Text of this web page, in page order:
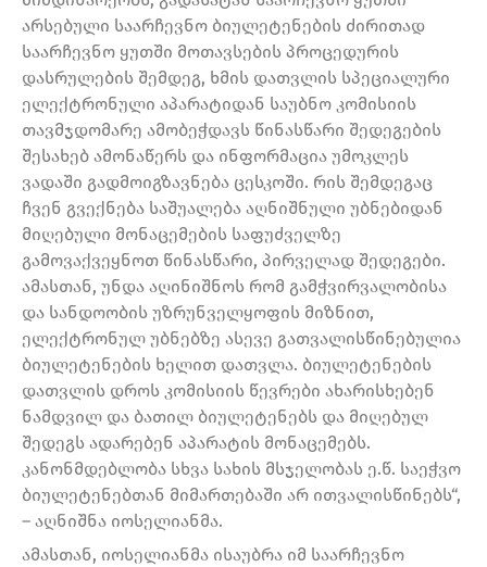
არსებული საარჩევნო ბიულეტენების ძირითად
საარჩევნო ყუთში მოთავსების პროცედურის
დასრულების შემდეგ, ხმის დათვლის სპეციალური
ელექტრონული აპარატიდან საუბნო კომისიის
თავმჯდომარე ამობეჭდავს წინასწარი შედეგების
შესახებ ამონაწერს და ინფორმაცია უმოკლეს
ვადაში გადმოიგზავნება ცესკოში. რის შემდეგაც
ჩვენ გვექნება საშუალება აღნიშნული უბნებიდან
მიღებული მონაცემების საფუძველზე
გამოვაქვეყნოთ წინასწარი, პირველად შედეგები.
ამასთან, უნდა აღინიშნოს რომ გამჭვირვალობისა
და სანდოობის უზრუნველყოფის მიზნით,
ელექტრონულ უბნებზე ასევე გათვალისწინებულია
ბიულეტენების ხელით დათვლა. ბიულეტენების
დათვლის დროს კომისიის წევრები ახარისხებენ
ნამდვილ და ბათილ ბიულეტენებს და მიღებულ
შედეგს ადარებენ აპარატის მონაცემებს.
კანონმდებლობა სხვა სახის მსჯელობას ე.წ. საეჭვო
ბიულეტენებთან მიმართებაში არ ითვალისწინებს“,
– აღნიშნა იოსელიანმა.
ამასთან, იოსელიანმა ისაუბრა იმ საარჩევნო